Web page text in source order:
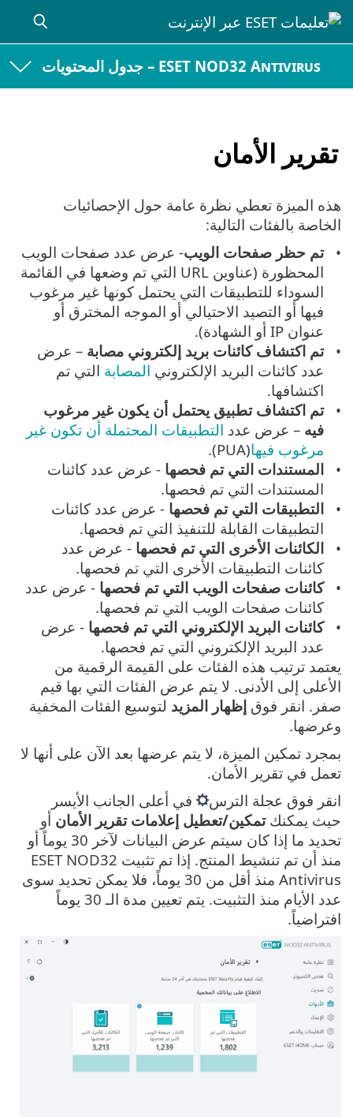
ESET NOD32 Antivirus – جدول المحتويات
تقرير الأمان
هذه الميزة تعطي نظرة عامة حول الإحصائيات
الخاصة بالفئات التالية:
تم حظر صفحات الويب- عرض عدد صفحات الويب
المحظورة (عناوين URL التي تم وضعها في القائمة
السوداء للتطبيقات التي يحتمل كونها غير مرغوب
فيها أو التصيد الاحتيالي أو الموجه المخترق أو
عنوان IP أو الشهادة).
تم اكتشاف كائنات بريد إلكتروني مصابة – عرض
عدد كائنات البريد الإلكتروني المصابة التي تم
اكتشافها.
تم اكتشاف تطبيق يحتمل أن يكون غير مرغوب
فيه – عرض عدد التطبيقات المحتملة أن تكون غير
مرغوب فيها(PUA).
المستندات التي تم فحصها - عرض عدد كائنات
المستندات التي تم فحصها.
التطبيقات التي تم فحصها - عرض عدد كائنات
التطبيقات القابلة للتنفيذ التي تم فحصها.
الكائنات الأخرى التي تم فحصها - عرض عدد
كائنات التطبيقات الأخرى التي تم فحصها.
كائنات صفحات الويب التي تم فحصها - عرض عدد
كائنات صفحات الويب التي تم فحصها.
كائنات البريد الإلكتروني التي تم فحصها - عرض
عدد البريد الإلكتروني التي تم فحصها.
يعتمد ترتيب هذه الفئات على القيمة الرقمية من
الأعلى إلى الأدنى. لا يتم عرض الفئات التي بها قيم
صفر. انقر فوق إظهار المزيد لتوسيع الفئات المخفية
وعرضها.
بمجرد تمكين الميزة، لا يتم عرضها بعد الآن على أنها لا
تعمل في تقرير الأمان.
انقر فوق عجلة الترس
في أعلى الجانب الأيسر
حيث يمكنكتمكين/تعطيل إعلامات تقرير الأمان أو
تحديد ما إذا كان سيتم عرض البيانات لآخر 30 يوماً أو
منذ أن تم تنشيط المنتج. إذا تم تثبيت ESET NOD32
Antivirus منذ أقل من 30 يوماً، فلا يمكن تحديد سوى
عدد الأيام منذ التثبيت. يتم تعيين مدة الـ 30 يوماً
افتراضياً.